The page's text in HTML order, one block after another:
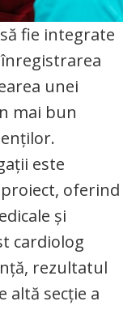
fie integrate
unei
mai bun
este
oferind
și
cardiolog
rezultatul
altă secție a